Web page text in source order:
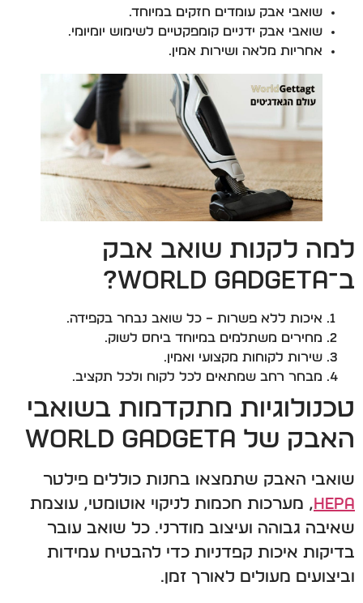
שואבי אבק עומדים חזקים במיוחד.
שואבי אבק ידניים קומפקטיים לשימוש יומיומי.
אחריות מלאה ושירות אמין.
למה לקנות שואב אבק
ב־World Gadgeta?
איכות ללא פשרות – כל שואב נבחר בקפידה.
מחירים משתלמים במיוחד ביחס לשוק.
שירות לקוחות מקצועי ואמין.
מבחר רחב שמתאים לכל לקוח ולכל תקציב.
טכנולוגיות מתקדמות בשואבי
האבק של World Gadgeta
שואבי האבק שתמצאו בחנות כוללים פילטר
HEPA, מערכות חכמות לניקוי אוטומטי, עוצמת
שאיבה גבוהה ועיצוב מודרני. כל שואב עובר
בדיקות איכות קפדניות כדי להבטיח עמידות
וביצועים מעולים לאורך זמן.